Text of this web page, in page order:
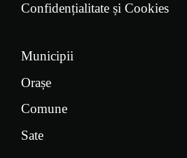
Confidențialitate și Cookies
Municipii
Orașe
Comune
Sate